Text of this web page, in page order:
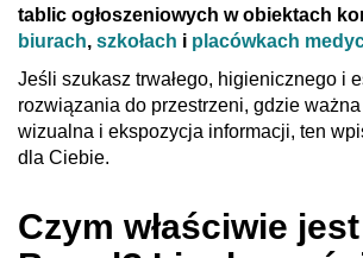
tablic ogłoszeniowych w obiektach
biurach, szkołach i placówkach
Jeśli szukasz trwałego, higienicznego i
rozwiązania do przestrzeni, gdzie
wizualna i ekspozycja informacji, ten
dla Ciebie.
Czym właściwie